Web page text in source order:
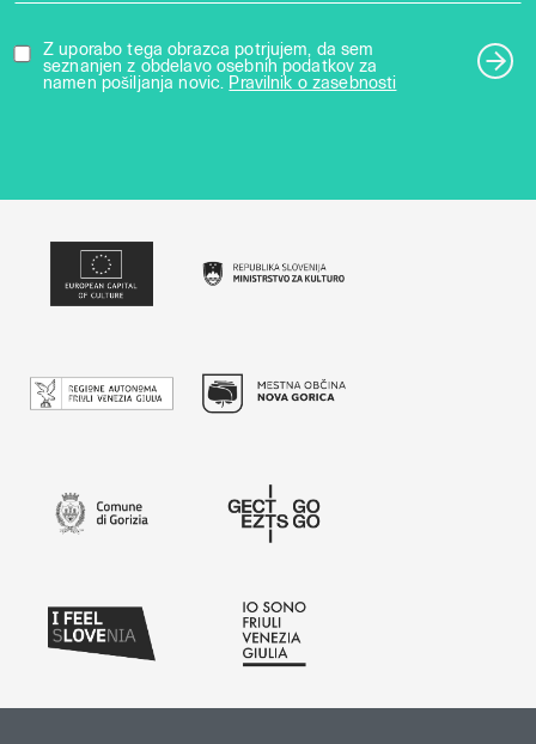
Z uporabo tega obrazca potrjujem, da sem
seznanjen z obdelavo osebnih podatkov za
namen pošiljanja novic. Pravilnik o zasebnosti